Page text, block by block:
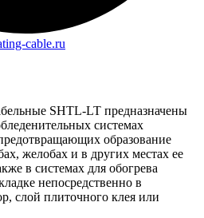
cable.ru
SHTL-LT предназначены
системах
образование
желобах и в других местах ее
в системах для обогрева
непосредственно в
слой плиточного клея или